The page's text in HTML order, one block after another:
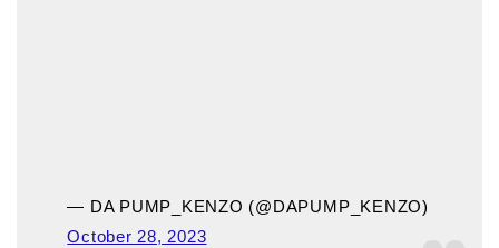
— DA PUMP_KENZO (@DAPUMP_KENZO)
October 28, 2023